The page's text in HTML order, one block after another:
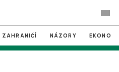
search
ZAHRANIČÍ NÁZORY